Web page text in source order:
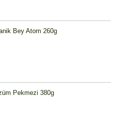
Bey Atom 260g
Pekmezi 380g